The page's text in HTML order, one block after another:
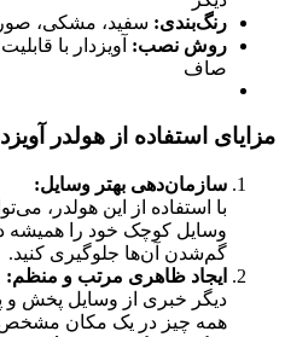
رنگ‌بندی: سفید، مشکی،
روش نصب: آویزدار با
صاف
مزایای استفاده از هولدر
سازمان‌دهی بهتر وسایل:
با استفاده از این هولدر،
وسایل کوچک خود را همیشه
گم‌شدن آن‌ها جلوگیری کنید.
ایجاد ظاهری مرتب و منظم:
دیگر خبری از وسایل پخش و
همه چیز در یک مکان مشخص